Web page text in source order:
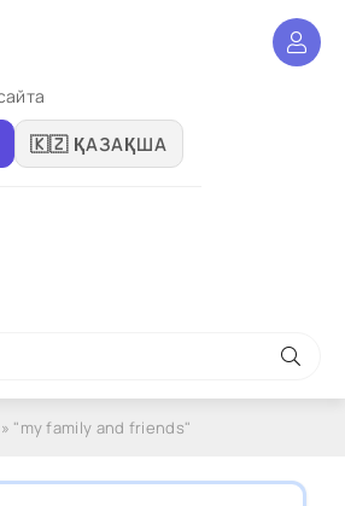
🇰🇿 ҚАЗАҚША
» "my family and friends"